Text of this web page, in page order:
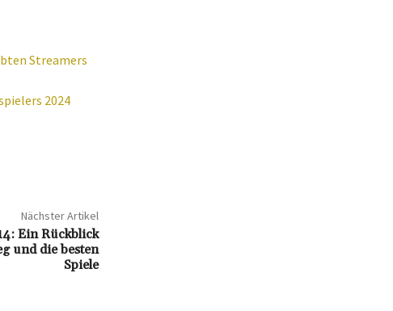
Streamers
2024
Nächster Artikel
Ein Rückblick
und die besten
Spiele